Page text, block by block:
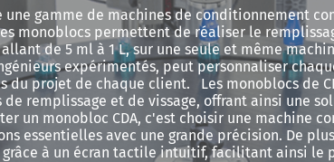
une gamme de machines de conditionnement
monoblocs permettent de réaliser le
de 5 ml à 1 L, sur une seule et même
expérimentés, peut personnaliser
du projet de chaque client. Les monoblocs de
de remplissage et de vissage, offrant ainsi une
un monobloc CDA, c'est choisir une machine
essentielles avec une grande précision. De
à un écran tactile intuitif, facilitant ainsi le